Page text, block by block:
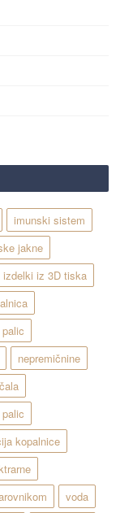
imunski sistem
jakne
izdelki iz 3D tiska
nepremičnine
kopalnice
voda